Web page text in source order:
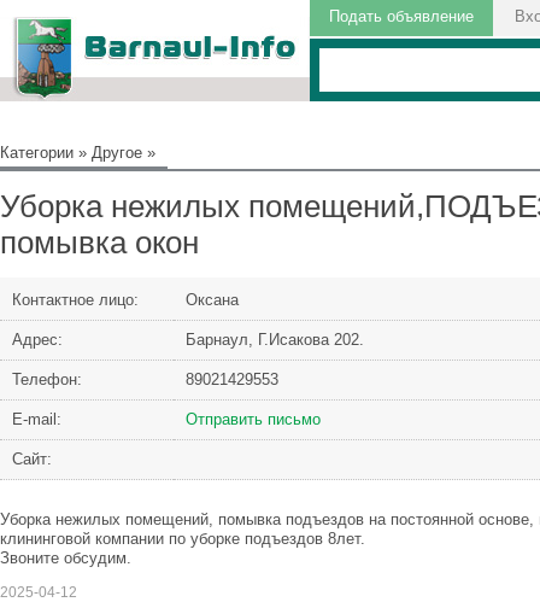
Подать объявление
Категории » Другое »
Уборка нежилых
помывка окон
Контактное лицо: Оксана
Адрес: Барнаул, Г.Исакова 202.
Телефон: 89021429553
Е-mail: Отправить письмо
Сайт:
Уборка нежилых помещений, помывка подъездов на постоянной
клининговой компании по уборке подъездов 8лет.
Звоните обсудим.
2025-04-12